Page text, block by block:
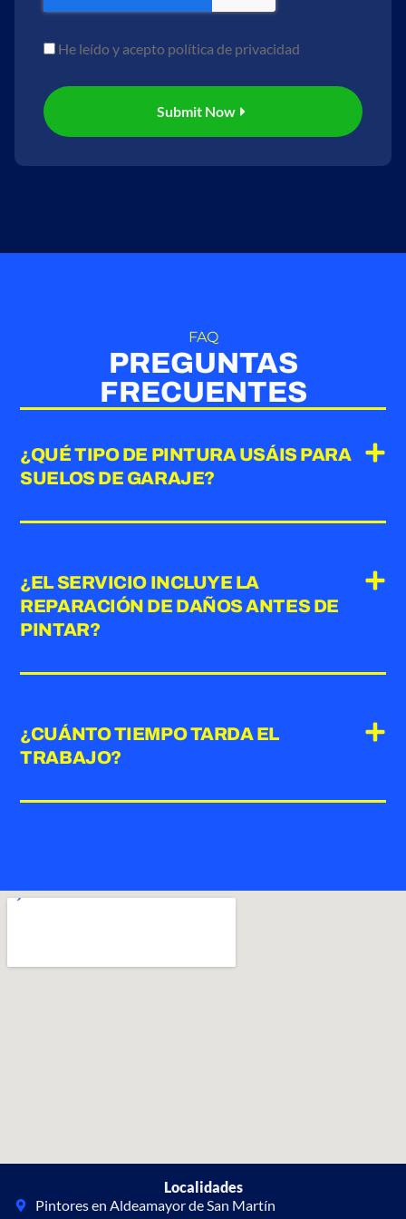
He leído y acepto política de privacidad
Submit Now
FAQ
PREGUNTAS
FRECUENTES
¿QUÉ TIPO DE PINTURA USÁIS PARA
SUELOS DE GARAJE?
¿EL SERVICIO INCLUYE LA
REPARACIÓN DE DAÑOS ANTES DE
PINTAR?
¿CUÁNTO TIEMPO TARDA EL
TRABAJO?
Localidades
Pintores en Aldeamayor de San Martín